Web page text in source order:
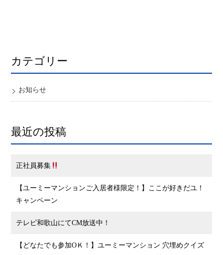
カテゴリー
お知らせ
最近の投稿
正社員募集
【ユーミーマンションご入居者様限定！】ここが好きだユ！
キャンペーン
テレビ和歌山にてCM放送中！
【どなたでも参加OＫ！】ユーミーマンション 穴埋めクイズ